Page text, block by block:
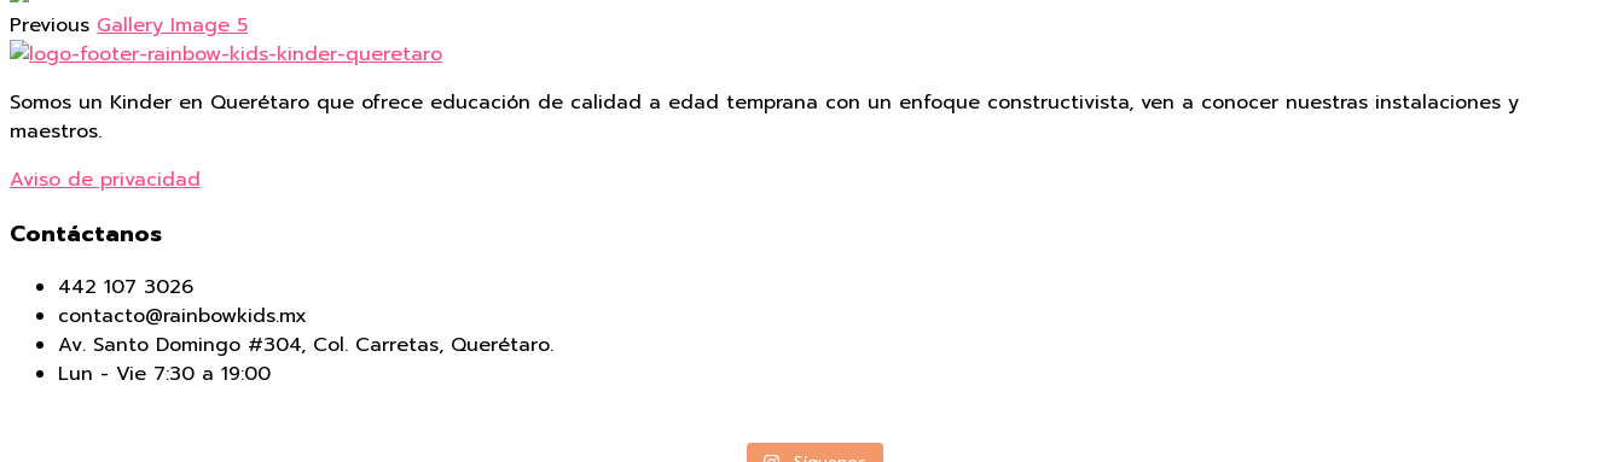
Previous Gallery Image 5
Somos un Kinder en Querétaro que ofrece educación de calidad a edad temprana con un enfoque constructivista, ven a conocer nuestras instalaciones y
maestros.
Aviso de privacidad
Contáctanos
442 107 3026
contacto@rainbowkids.mx
Av. Santo Domingo #304, Col. Carretas, Querétaro.
Lun - Vie 7:30 a 19:00